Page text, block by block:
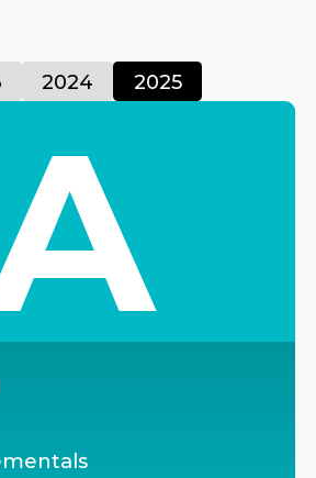
2024 2025